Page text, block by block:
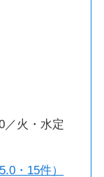
／火・水定
・15件）